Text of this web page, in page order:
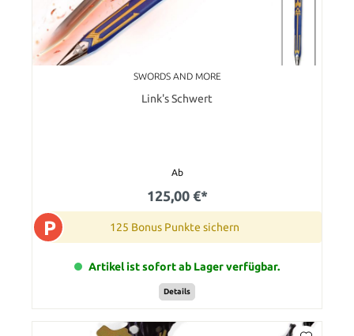
SWORDS AND MORE
Link's Schwert
Ab
125,00 €*
P 125 Bonus Punkte sichern
Artikel ist sofort ab Lager verfügbar.
Details